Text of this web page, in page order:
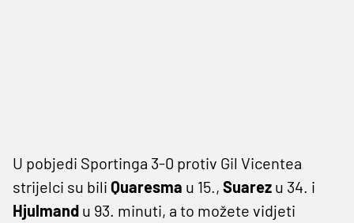
U pobjedi Sportinga 3-0 protiv Gil Vicentea
strijelci su bili Quaresma u 15., Suarez u 34. i
Hjulmand u 93. minuti, a to možete vidjeti